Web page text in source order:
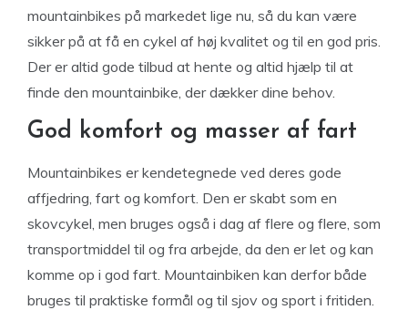
mountainbikes på markedet lige nu, så du kan være
sikker på at få en cykel af høj kvalitet og til en god pris.
Der er altid gode tilbud at hente og altid hjælp til at
finde den mountainbike, der dækker dine behov.
God komfort og masser af fart
Mountainbikes er kendetegnede ved deres gode
affjedring, fart og komfort. Den er skabt som en
skovcykel, men bruges også i dag af flere og flere, som
transportmiddel til og fra arbejde, da den er let og kan
komme op i god fart. Mountainbiken kan derfor både
bruges til praktiske formål og til sjov og sport i fritiden.